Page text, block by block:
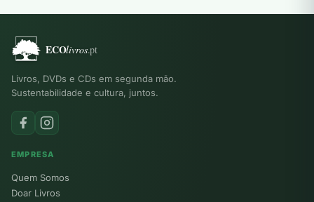
Livros, DVDs e CDs em segunda mão.
Sustentabilidade e cultura, juntos.
EMPRESA
Quem Somos
Doar Livros